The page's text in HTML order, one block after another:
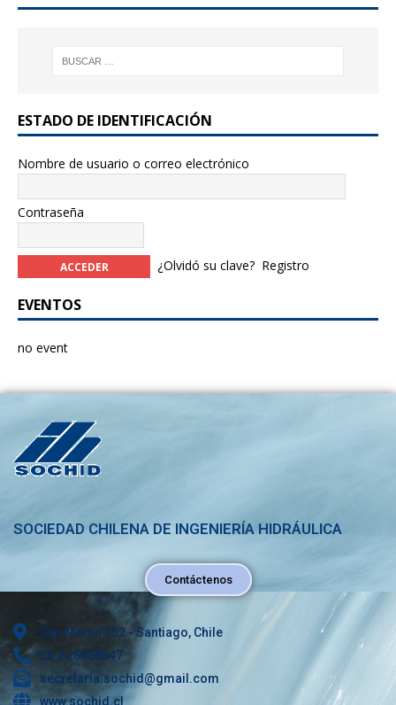
k
ESTADO DE IDENTIFICACIÓN
Nombre de usuario o correo electrónico
Contraseña
¿Olvidó su clave? Registro
EVENTOS
no event
SOCIEDAD CHILENA DE INGENIERÍA HIDRÁULICA
Contáctenos
San Martín 352 - Santiago, Chile
56 2 26968647
secretaria.sochid@gmail.com
www.sochid.cl